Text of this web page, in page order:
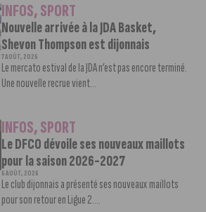
INFOS,SPORT
Nouvelle arrivée à la JDA Basket,
Shevon Thompson est dijonnais
7 AOÛT, 2026
Le mercato estival de la JDA n’est pas encore terminé.
Une nouvelle recrue vient...
INFOS,SPORT
Le DFCO dévoile ses nouveaux maillots
pour la saison 2026-2027
6 AOÛT, 2026
Le club dijonnais a présenté ses nouveaux maillots
pour son retour en Ligue 2....